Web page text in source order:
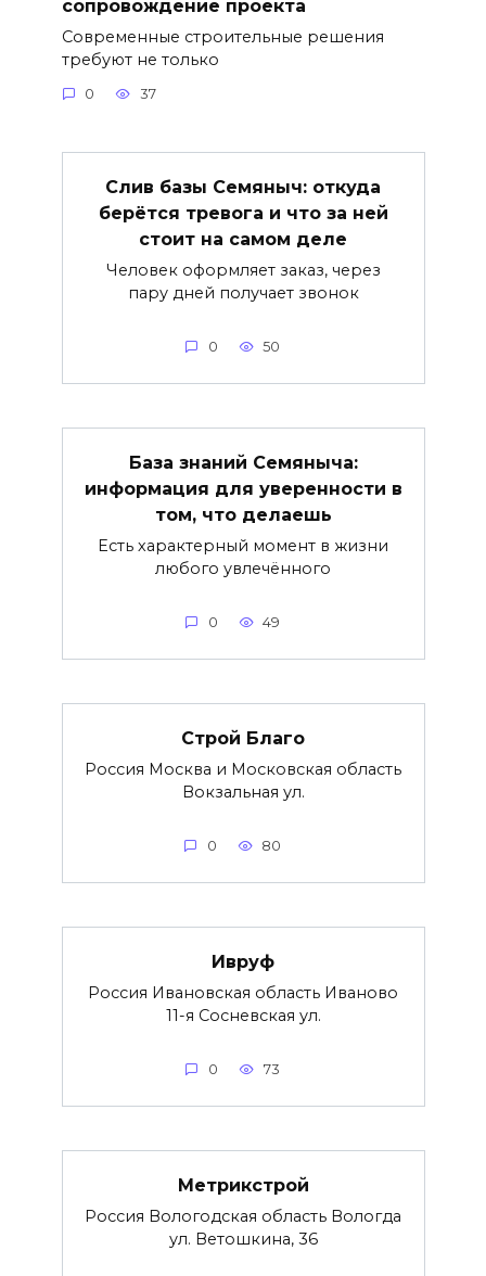
сопровождение проекта
Современные строительные решения
требуют не только
0 37
Слив базы Семяныч: откуда
берётся тревога и что за ней
стоит на самом деле
Человек оформляет заказ, через
пару дней получает звонок
0 50
База знаний Семяныча:
информация для уверенности в
том, что делаешь
Есть характерный момент в жизни
любого увлечённого
0 49
Строй Благо
Россия Москва и Московская область
Вокзальная ул.
0 80
Ивруф
Россия Ивановская область Иваново
11-я Сосневская ул.
0 73
Метрикстрой
Россия Вологодская область Вологда
ул. Ветошкина, 36